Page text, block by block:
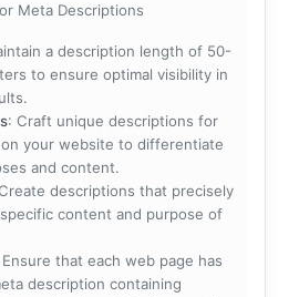
Meta Descriptions
a description length of 50-
to ensure optimal visibility in
: Craft unique descriptions for
your website to differentiate
and content.
descriptions that precisely
content and purpose of
Ensure that each web page has
description containing